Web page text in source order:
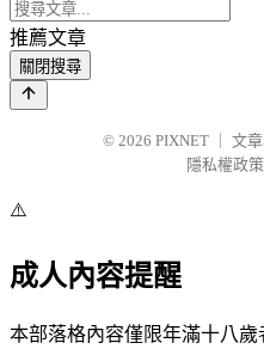
推薦文章
關閉搜尋
© 2026 PIXNET
文
隱私權政策
⚠️
成人內容提醒
本部落格內容僅限年滿十八歲